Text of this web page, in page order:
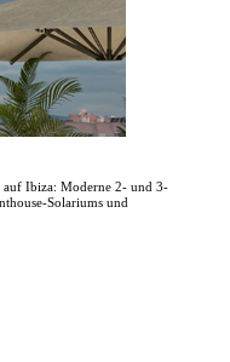
Ibiza: Moderne 2- und 3-
Solariums und